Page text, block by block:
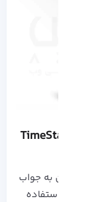
5- بخش های مهم ویدیو خود را با TimeStamp
رسیدن به جواب
در کمترین حالت ممکن می توانید از TimeStamp استفاده